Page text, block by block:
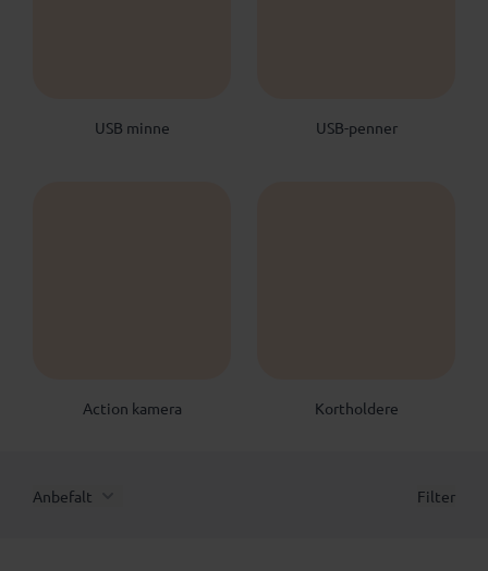
USB minne USB-penner
Action kamera Kortholdere
Anbefalt Filter